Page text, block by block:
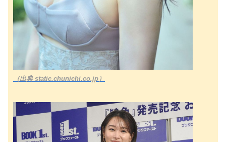
（出典 static.chunichi.co.jp）